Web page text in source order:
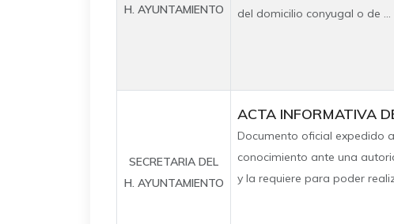
H. AYUNTAMIENTO
del domicilio conyugal o de ...
SECRETARIA DEL
H. AYUNTAMIENTO
ACTA INFORMATIVA
Documento oficial expedido
conocimiento ante una
y la requiere para poder